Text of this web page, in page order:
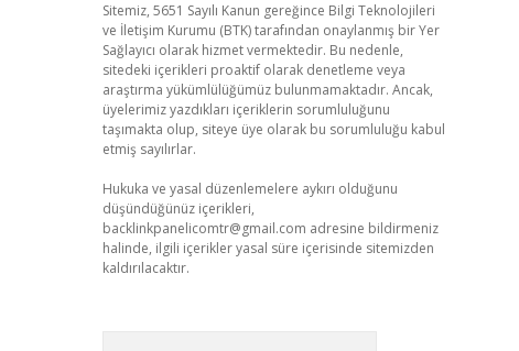
Sitemiz, 5651 Sayılı Kanun gereğince Bilgi Teknolojileri
ve İletişim Kurumu (BTK) tarafından onaylanmış bir Yer
Sağlayıcı olarak hizmet vermektedir. Bu nedenle,
sitedeki içerikleri proaktif olarak denetleme veya
araştırma yükümlülüğümüz bulunmamaktadır. Ancak,
üyelerimiz yazdıkları içeriklerin sorumluluğunu
taşımakta olup, siteye üye olarak bu sorumluluğu kabul
etmiş sayılırlar.
Hukuka ve yasal düzenlemelere aykırı olduğunu
düşündüğünüz içerikleri,
backlinkpanelicomtr@gmail.com adresine bildirmeniz
halinde, ilgili içerikler yasal süre içerisinde sitemizden
kaldırılacaktır.